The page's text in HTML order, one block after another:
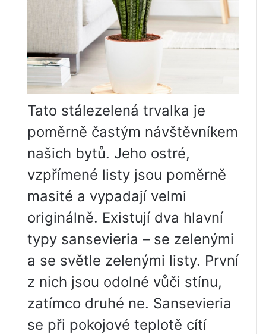
Tato stálezelená trvalka je
poměrně častým návštěvníkem
našich bytů. Jeho ostré,
vzpřímené listy jsou poměrně
masité a vypadají velmi
originálně. Existují dva hlavní
typy sansevieria – se zelenými
a se světle zelenými listy. První
z nich jsou odolné vůči stínu,
zatímco druhé ne. Sansevieria
se při pokojové teplotě cítí